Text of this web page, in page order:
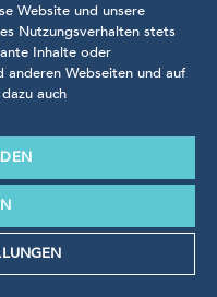
2023
Website und unsere
Nutzungsverhalten stets
Inhalte oder
anderen Webseiten und auf
auch